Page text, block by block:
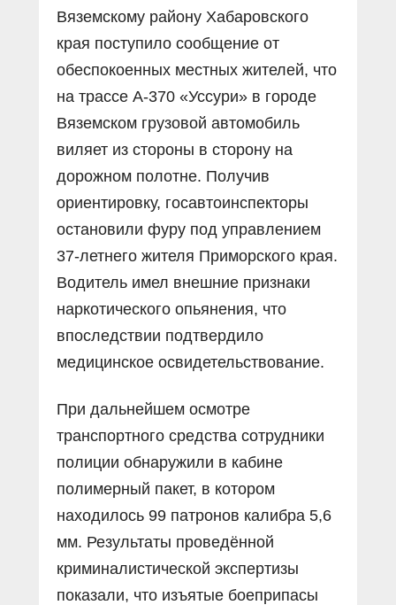
Вяземскому району Хабаровского
края поступило сообщение от
обеспокоенных местных жителей, что
на трассе А-370 «Уссури» в городе
Вяземском грузовой автомобиль
виляет из стороны в сторону на
дорожном полотне. Получив
ориентировку, госавтоинспекторы
остановили фуру под управлением
37-летнего жителя Приморского края.
Водитель имел внешние признаки
наркотического опьянения, что
впоследствии подтвердило
медицинское освидетельствование.
При дальнейшем осмотре
транспортного средства сотрудники
полиции обнаружили в кабине
полимерный пакет, в котором
находилось 99 патронов калибра 5,6
мм. Результаты проведённой
криминалистической экспертизы
показали, что изъятые боеприпасы